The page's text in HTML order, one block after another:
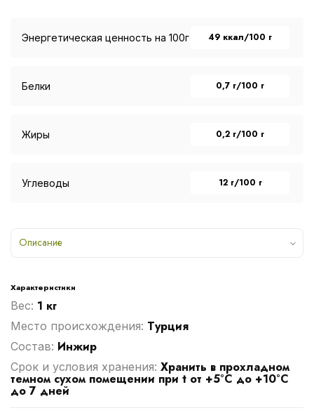
Энергетическая ценность на 100г 49 ккал/100 г
Белки 0,7 г/100 г
Жиры 0,2 г/100 г
Углеводы 12 г/100 г
Описание
Характеристики
Вес: 1 кг
Место происхождения: Турция
Cостав: Инжир
Срок и условия хранения: Хранить в прохладном
темном сухом помещении при t от +5°C до +10°C
до 7 дней